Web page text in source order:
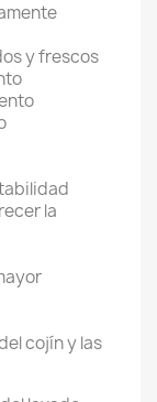
y frescos
la
cojín y las